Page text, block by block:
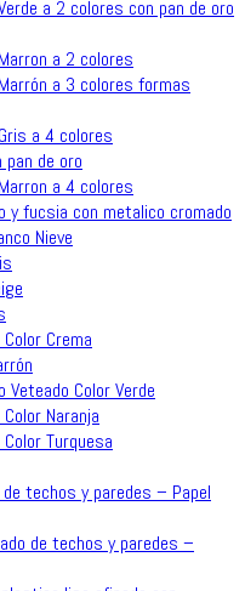
a 2 colores con pan de oro
a 2 colores
a 3 colores formas
a 4 colores
de oro
a 4 colores
y fucsia con metalico cromado
Nieve
Crema
Color Verde
Naranja
Turquesa
techos y paredes – Papel
de techos y paredes –